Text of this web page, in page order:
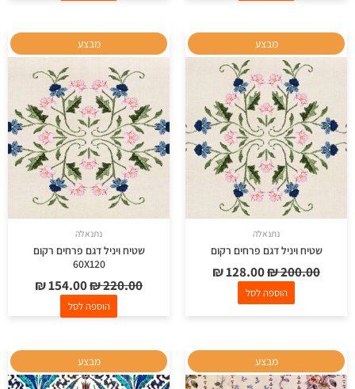
מבצע
נתנאלה
שטיח ויניל דגם פרחים רקום
₪200.00
המחיר
המקורי
היה:
₪ 200.00.
₪128.00
המחיר
הנוכחי
הוספה לסל
מבצע
נתנאלה
שטיח ויניל דגם פרחים רקום
60X120
₪220.00
המחיר
המקורי
היה:
₪ 220.00.
₪154.00
המחיר
הנוכחי
הוא:
הוספה לסל
מבצעהמחיר
המקורי
המחיר
הנוכחי
מבצעהמחיר
המקורי
המחיר
הנוכחי